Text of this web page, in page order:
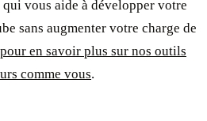
vous aide à développer votre
sans augmenter votre charge de
en savoir plus sur nos outils
comme vous.